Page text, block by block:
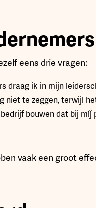
eens drie vragen:
draag ik in mijn
niet te zeggen, terwijl
bouwen dat bij
vaak een groot